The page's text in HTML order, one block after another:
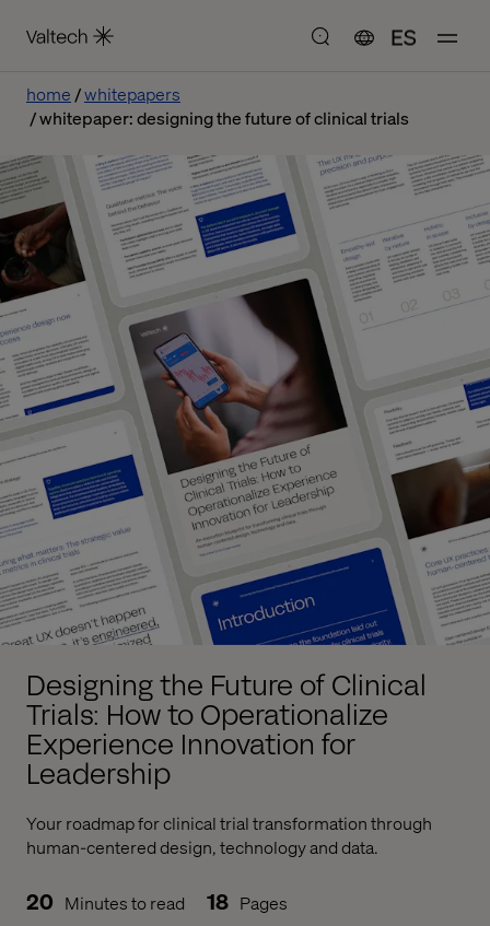
ES
home
whitepapers
whitepaper: designing the future of clinical trials
Designing the Future of Clinical
Trials: How to Operationalize
Experience Innovation for
Leadership
Your roadmap for clinical trial transformation through
human-centered design, technology and data.
20 Minutes to read 18 Pages